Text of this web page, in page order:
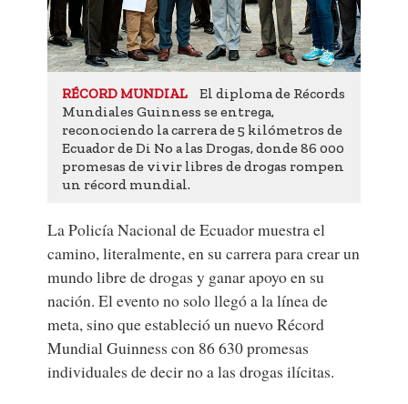
RÉCORD MUNDIAL
El diploma de Récords
Mundiales Guinness se entrega,
reconociendo la carrera de 5 kilómetros de
Ecuador de Di No a las Drogas, donde 86 000
promesas de vivir libres de drogas rompen
un récord mundial.
La Policía Nacional de Ecuador muestra el
camino, literalmente, en su carrera para crear un
mundo libre de drogas y ganar apoyo en su
nación. El evento no solo llegó a la línea de
meta, sino que estableció un nuevo Récord
Mundial Guinness con 86 630 promesas
individuales de decir no a las drogas ilícitas.